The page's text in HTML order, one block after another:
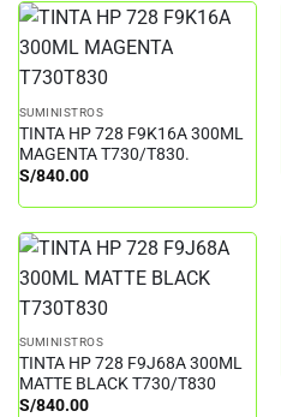
SUMINISTROS
TINTA HP 728 F9K16A 300ML
MAGENTA T730/T830.
S/840.00
SUMINISTROS
TINTA HP 728 F9J68A 300ML
MATTE BLACK T730/T830
S/840.00